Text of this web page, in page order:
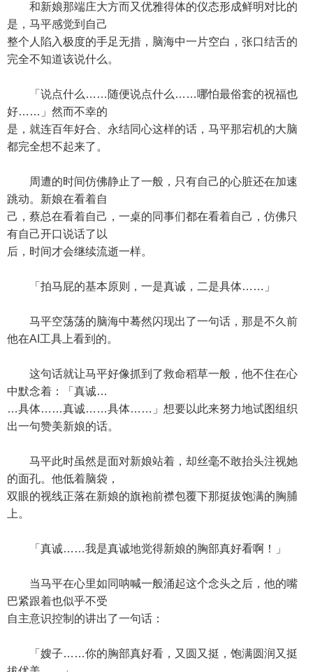
和新娘那端庄大方而又优雅得体的仪态形成鲜明对比的
是，马平感觉到自己
整个人陷入极度的手足无措，脑海中一片空白，张口结舌的
完全不知道该说什么。
「说点什么……随便说点什么……哪怕最俗套的祝福也
好……」然而不幸的
是，就连百年好合、永结同心这样的话，马平那宕机的大脑
都完全想不起来了。
周遭的时间仿佛静止了一般，只有自己的心脏还在加速
跳动。新娘在看着自
己，蔡总在看着自己，一桌的同事们都在看着自己，仿佛只
有自己开口说话了以
后，时间才会继续流逝一样。
「拍马屁的基本原则，一是真诚，二是具体……」
马平空荡荡的脑海中蓦然闪现出了一句话，那是不久前
他在AI工具上看到的。
这句话就让马平好像抓到了救命稻草一般，他不住在心
中默念着：「真诚…
…具体……真诚……具体……」想要以此来努力地试图组织
出一句赞美新娘的话。
马平此时虽然是面对新娘站着，却丝毫不敢抬头注视她
的面孔。他低着脑袋，
双眼的视线正落在新娘的旗袍前襟包覆下那挺拔饱满的胸脯
上。
「真诚……我是真诚地觉得新娘的胸部真好看啊！」
当马平在心里如同呐喊一般涌起这个念头之后，他的嘴
巴紧跟着也似乎不受
自主意识控制的讲出了一句话：
「嫂子……你的胸部真好看，又圆又挺，饱满圆润又挺